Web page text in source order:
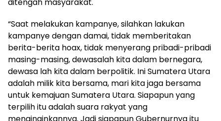
“Saat melakukan kampanye, silahkan lakukan
kampanye dengan damai, tidak memberitakan
berita-berita hoax, tidak menyerang pribadi-pribadi
masing-masing, dewasalah kita dalam bernegara,
dewasa lah kita dalam berpolitik. Ini Sumatera Utara
adalah milik kita bersama, mari kita jaga bersama
untuk kemajuan Sumatera Utara. Siapapun yang
terpilih itu adalah suara rakyat yang